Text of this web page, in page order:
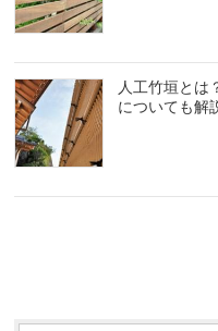
人工竹垣とは
についても解